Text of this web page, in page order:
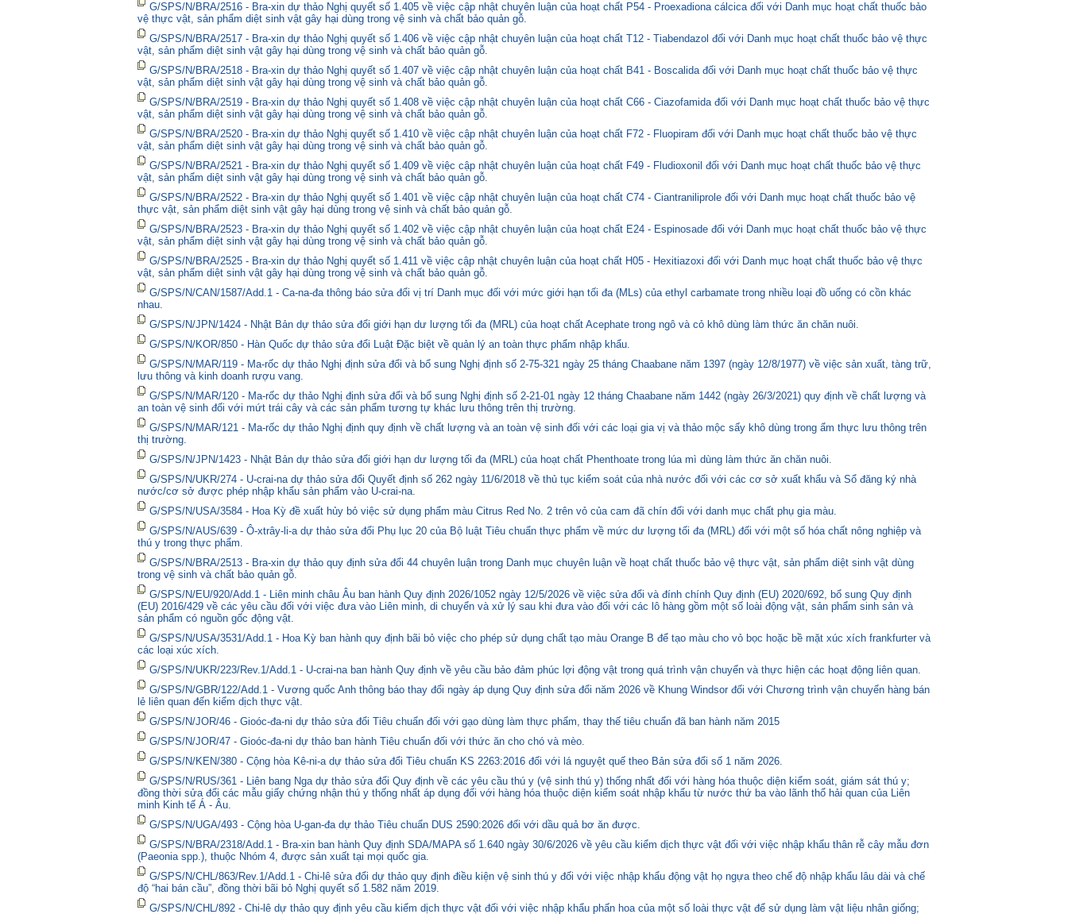
G/SPS/N/BRA/2516 - Bra-xin dự thảo Nghị quyết số 1.405 về việc cập nhật chuyên luận của hoạt chất P54 - Proexadiona cálcica đối với Danh mục hoạt chất thuốc bảo
vệ thực vật, sản phẩm diệt sinh vật gây hại dùng trong vệ sinh và chất bảo quản gỗ.
G/SPS/N/BRA/2517 - Bra-xin dự thảo Nghị quyết số 1.406 về việc cập nhật chuyên luận của hoạt chất T12 - Tiabendazol đối với Danh mục hoạt chất thuốc bảo vệ thực
vật, sản phẩm diệt sinh vật gây hại dùng trong vệ sinh và chất bảo quản gỗ.
G/SPS/N/BRA/2518 - Bra-xin dự thảo Nghị quyết số 1.407 về việc cập nhật chuyên luận của hoạt chất B41 - Boscalida đối với Danh mục hoạt chất thuốc bảo vệ thực
vật, sản phẩm diệt sinh vật gây hại dùng trong vệ sinh và chất bảo quản gỗ.
G/SPS/N/BRA/2519 - Bra-xin dự thảo Nghị quyết số 1.408 về việc cập nhật chuyên luận của hoạt chất C66 - Ciazofamida đối với Danh mục hoạt chất thuốc bảo vệ thực
vật, sản phẩm diệt sinh vật gây hại dùng trong vệ sinh và chất bảo quản gỗ.
G/SPS/N/BRA/2520 - Bra-xin dự thảo Nghị quyết số 1.410 về việc cập nhật chuyên luận của hoạt chất F72 - Fluopiram đối với Danh mục hoạt chất thuốc bảo vệ thực
vật, sản phẩm diệt sinh vật gây hại dùng trong vệ sinh và chất bảo quản gỗ.
G/SPS/N/BRA/2521 - Bra-xin dự thảo Nghị quyết số 1.409 về việc cập nhật chuyên luận của hoạt chất F49 - Fludioxonil đối với Danh mục hoạt chất thuốc bảo vệ thực
vật, sản phẩm diệt sinh vật gây hại dùng trong vệ sinh và chất bảo quản gỗ.
G/SPS/N/BRA/2522 - Bra-xin dự thảo Nghị quyết số 1.401 về việc cập nhật chuyên luận của hoạt chất C74 - Ciantraniliprole đối với Danh mục hoạt chất thuốc bảo vệ
thực vật, sản phẩm diệt sinh vật gây hại dùng trong vệ sinh và chất bảo quản gỗ.
G/SPS/N/BRA/2523 - Bra-xin dự thảo Nghị quyết số 1.402 về việc cập nhật chuyên luận của hoạt chất E24 - Espinosade đối với Danh mục hoạt chất thuốc bảo vệ thực
vật, sản phẩm diệt sinh vật gây hại dùng trong vệ sinh và chất bảo quản gỗ.
G/SPS/N/BRA/2525 - Bra-xin dự thảo Nghị quyết số 1.411 về việc cập nhật chuyên luận của hoạt chất H05 - Hexitiazoxi đối với Danh mục hoạt chất thuốc bảo vệ thực
vật, sản phẩm diệt sinh vật gây hại dùng trong vệ sinh và chất bảo quản gỗ.
G/SPS/N/CAN/1587/Add.1 - Ca-na-đa thông báo sửa đổi vị trí Danh mục đối với mức giới hạn tối đa (MLs) của ethyl carbamate trong nhiều loại đồ uống có cồn khác
nhau.
G/SPS/N/JPN/1424 - Nhật Bản dự thảo sửa đổi giới hạn dư lượng tối đa (MRL) của hoạt chất Acephate trong ngô và cỏ khô dùng làm thức ăn chăn nuôi.
G/SPS/N/KOR/850 - Hàn Quốc dự thảo sửa đổi Luật Đặc biệt về quản lý an toàn thực phẩm nhập khẩu.
G/SPS/N/MAR/119 - Ma-rốc dự thảo Nghị định sửa đổi và bổ sung Nghị định số 2-75-321 ngày 25 tháng Chaabane năm 1397 (ngày 12/8/1977) về việc sản xuất, tàng trữ,
lưu thông và kinh doanh rượu vang.
G/SPS/N/MAR/120 - Ma-rốc dự thảo Nghị định sửa đổi và bổ sung Nghị định số 2-21-01 ngày 12 tháng Chaabane năm 1442 (ngày 26/3/2021) quy định về chất lượng và
an toàn vệ sinh đối với mứt trái cây và các sản phẩm tương tự khác lưu thông trên thị trường.
G/SPS/N/MAR/121 - Ma-rốc dự thảo Nghị định quy định về chất lượng và an toàn vệ sinh đối với các loại gia vị và thảo mộc sấy khô dùng trong ẩm thực lưu thông trên
thị trường.
G/SPS/N/JPN/1423 - Nhật Bản dự thảo sửa đổi giới hạn dư lượng tối đa (MRL) của hoạt chất Phenthoate trong lúa mì dùng làm thức ăn chăn nuôi.
G/SPS/N/UKR/274 - U-crai-na dự thảo sửa đổi Quyết định số 262 ngày 11/6/2018 về thủ tục kiểm soát của nhà nước đối với các cơ sở xuất khẩu và Sổ đăng ký nhà
nước/cơ sở được phép nhập khẩu sản phẩm vào U-crai-na.
G/SPS/N/USA/3584 - Hoa Kỳ đề xuất hủy bỏ việc sử dụng phẩm màu Citrus Red No. 2 trên vỏ của cam đã chín đối với danh mục chất phụ gia màu.
G/SPS/N/AUS/639 - Ô-xtrây-li-a dự thảo sửa đổi Phụ lục 20 của Bộ luật Tiêu chuẩn thực phẩm về mức dư lượng tối đa (MRL) đối với một số hóa chất nông nghiệp và
thú y trong thực phẩm.
G/SPS/N/BRA/2513 - Bra-xin dự thảo quy định sửa đổi 44 chuyên luận trong Danh mục chuyên luận về hoạt chất thuốc bảo vệ thực vật, sản phẩm diệt sinh vật dùng
trong vệ sinh và chất bảo quản gỗ.
G/SPS/N/EU/920/Add.1 - Liên minh châu Âu ban hành Quy định 2026/1052 ngày 12/5/2026 về việc sửa đổi và đính chính Quy định (EU) 2020/692, bổ sung Quy định
(EU) 2016/429 về các yêu cầu đối với việc đưa vào Liên minh, di chuyển và xử lý sau khi đưa vào đối với các lô hàng gồm một số loài động vật, sản phẩm sinh sản và
sản phẩm có nguồn gốc động vật.
G/SPS/N/USA/3531/Add.1 - Hoa Kỳ ban hành quy định bãi bỏ việc cho phép sử dụng chất tạo màu Orange B để tạo màu cho vỏ bọc hoặc bề mặt xúc xích frankfurter và
các loại xúc xích.
G/SPS/N/UKR/223/Rev.1/Add.1 - U-crai-na ban hành Quy định về yêu cầu bảo đảm phúc lợi động vật trong quá trình vận chuyển và thực hiện các hoạt động liên quan.
G/SPS/N/GBR/122/Add.1 - Vương quốc Anh thông báo thay đổi ngày áp dụng Quy định sửa đổi năm 2026 về Khung Windsor đối với Chương trình vận chuyển hàng bán
lẻ liên quan đến kiểm dịch thực vật.
G/SPS/N/JOR/46 - Gioóc-đa-ni dự thảo sửa đổi Tiêu chuẩn đối với gạo dùng làm thực phẩm, thay thế tiêu chuẩn đã ban hành năm 2015
G/SPS/N/JOR/47 - Gioóc-đa-ni dự thảo ban hành Tiêu chuẩn đối với thức ăn cho chó và mèo.
G/SPS/N/KEN/380 - Cộng hòa Kê-ni-a dự thảo sửa đổi Tiêu chuẩn KS 2263:2016 đối với lá nguyệt quế theo Bản sửa đổi số 1 năm 2026.
G/SPS/N/RUS/361 - Liên bang Nga dự thảo sửa đổi Quy định về các yêu cầu thú y (vệ sinh thú y) thống nhất đối với hàng hóa thuộc diện kiểm soát, giám sát thú y;
đồng thời sửa đổi các mẫu giấy chứng nhận thú y thống nhất áp dụng đối với hàng hóa thuộc diện kiểm soát nhập khẩu từ nước thứ ba vào lãnh thổ hải quan của Liên
minh Kinh tế Á - Âu.
G/SPS/N/UGA/493 - Cộng hòa U-gan-đa dự thảo Tiêu chuẩn DUS 2590:2026 đối với dầu quả bơ ăn được.
G/SPS/N/BRA/2318/Add.1 - Bra-xin ban hành Quy định SDA/MAPA số 1.640 ngày 30/6/2026 về yêu cầu kiểm dịch thực vật đối với việc nhập khẩu thân rễ cây mẫu đơn
(Paeonia spp.), thuộc Nhóm 4, được sản xuất tại mọi quốc gia.
G/SPS/N/CHL/863/Rev.1/Add.1 - Chi-lê sửa đổi dự thảo quy định điều kiện vệ sinh thú y đối với việc nhập khẩu động vật họ ngựa theo chế độ nhập khẩu lâu dài và chế
độ “hai bán cầu”, đồng thời bãi bỏ Nghị quyết số 1.582 năm 2019.
G/SPS/N/CHL/892 - Chi-lê dự thảo quy định yêu cầu kiểm dịch thực vật đối với việc nhập khẩu phấn hoa của một số loài thực vật để sử dụng làm vật liệu nhân giống;